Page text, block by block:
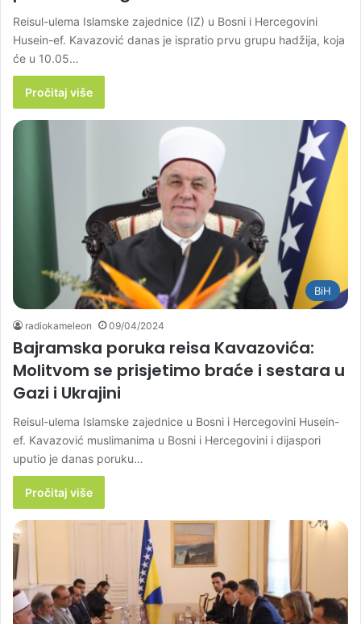
Reisul-ulema Islamske zajednice (IZ) u Bosni i Hercegovini
Husein-ef. Kavazović danas je ispratio prvu grupu hadžija, koja
će u 10.05…
Pročitaj više
BiH
radiokameleon 09/04/2024
Bajramska poruka reisa Kavazovića:
Molitvom se prisjetimo braće i sestara u
Gazi i Ukrajini
Reisul-ulema Islamske zajednice u Bosni i Hercegovini Husein-
ef. Kavazović muslimanima u Bosni i Hercegovini i dijaspori
uputio je danas poruku…
Pročitaj više